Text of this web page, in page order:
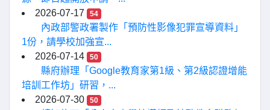
2026-07-17
54
內政部警政署製作「預防性影像犯罪宣導資料」
1份，請學校加強宣...
2026-07-14
50
縣府辦理「Google教育家第1級、第2級認證增能
培訓工作坊」研習，...
2026-07-30
50